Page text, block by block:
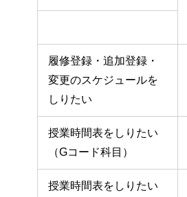
履修登録・追加登録・
変更のスケジュールを
しりたい
授業時間表をしりたい
（Gコード科目）
授業時間表をしりたい